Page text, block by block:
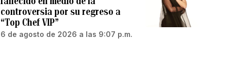
controversia por su regreso a
“Top Chef VIP”
6 de agosto de 2026 a las 9:07 p.m.